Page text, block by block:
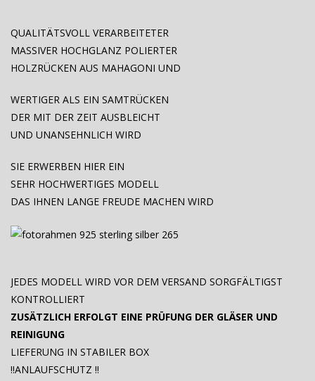
QUALITÄTSVOLL VERARBEITETER
MASSIVER HOCHGLANZ POLIERTER
HOLZRÜCKEN AUS MAHAGONI UND
WERTIGER ALS EIN SAMTRÜCKEN
DER MIT DER ZEIT AUSBLEICHT
UND UNANSEHNLICH WIRD
SIE ERWERBEN HIER EIN
SEHR HOCHWERTIGES MODELL
DAS IHNEN LANGE FREUDE MACHEN WIRD
JEDES MODELL WIRD VOR DEM VERSAND SORGFÄLTIGST
KONTROLLIERT
ZUSÄTZLICH ERFOLGT EINE PRÜFUNG DER GLÄSER UND
REINIGUNG
LIEFERUNG IN STABILER BOX
!!ANLAUFSCHUTZ !!